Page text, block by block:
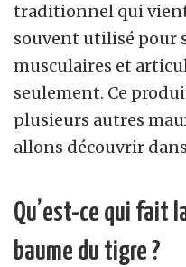
traditionnel qui
souvent utilisé pour
musculaires et
seulement. Ce
plusieurs autres
allons découvrir
Qu’est-ce qui fait
baume du tigre ?